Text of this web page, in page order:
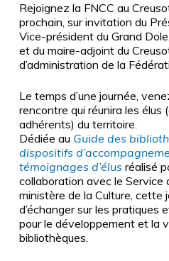
Rejoignez la FNCC au
prochain, sur invitation du
Vice-président du Grand Dole,
et du maire-adjoint du
d’administration de la
Le temps d’une journée,
rencontre qui réunira les
adhérents) du territoire.
Dédiée au Guide des
dispositifs
témoignages d’élus réalisé
collaboration avec le Service
ministère de la Culture, cette
d’échanger sur les pratiques
pour le développement et la
bibliothèques.